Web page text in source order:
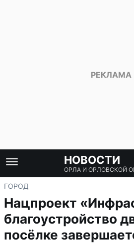
НОВОСТИ
ОРЛА И ОРЛОВСКОЙ
ГОРОД
Нацпроект
благоустройство
посёлке